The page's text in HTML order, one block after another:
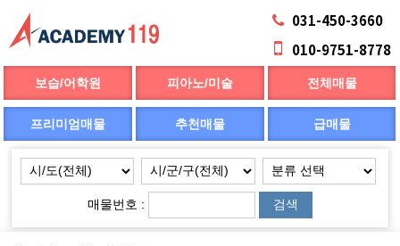
031-450-3660
010-9751-8778
보습/어학원 피아노/미술 전체매물
프리미엄매물 추천매물 급매물
매물번호 : 검색